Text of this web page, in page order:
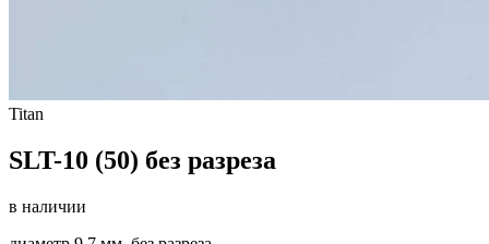
Titan
SLT-10 (50) без разреза
в наличии